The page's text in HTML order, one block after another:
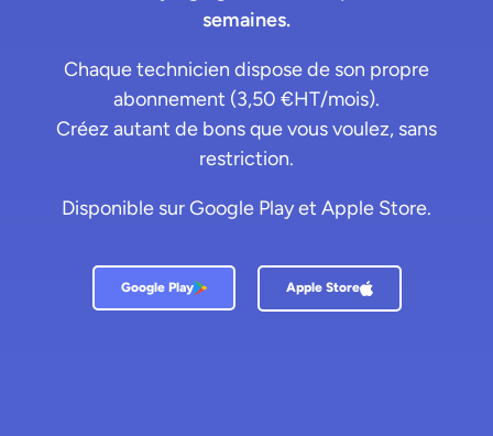
semaines.
Chaque technicien dispose de son propre
abonnement (3,50 €HT/mois).
Créez autant de bons que vous voulez, sans
restriction.
Disponible sur Google Play et Apple Store.
Google Play Apple Store